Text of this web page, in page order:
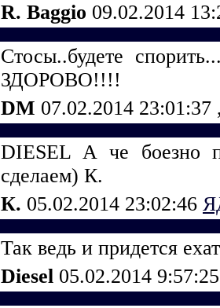
R. Baggio 09.02.2014
Стосы..будете
ЗДОРОВО!!!!
DM 07.02.2014 23:01:37
DIESEL А че боезно
сделаем) К.
К. 05.02.2014 23:02:46
Так ведь и придется
Diesel 05.02.2014